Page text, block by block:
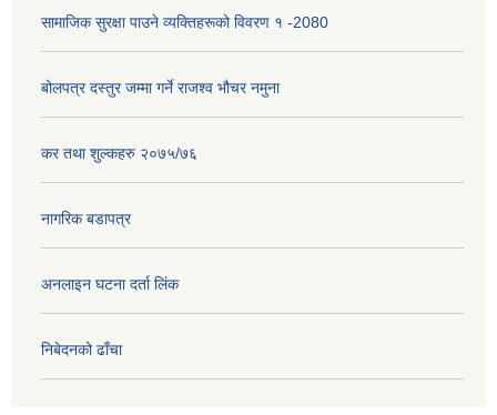
सामाजिक सुरक्षा पाउने व्यक्तिहरूको विवरण १ -2080
बोलपत्र दस्तुर जम्मा गर्ने राजश्व भौचर नमुना
कर तथा शुल्कहरु २०७५/७६
नागरिक बडापत्र
अनलाइन घटना दर्ता लिंक
निबेदनको ढाँचा